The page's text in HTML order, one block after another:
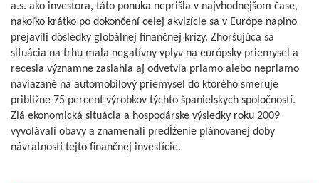
a.s. ako investora, táto ponuka neprišla v najvhodnejšom čase,
nakoľko krátko po dokončení celej akvizície sa v Európe naplno
prejavili dôsledky globálnej finančnej krízy. Zhoršujúca sa
situácia na trhu mala negatívny vplyv na európsky priemysel a
recesia významne zasiahla aj odvetvia priamo alebo nepriamo
naviazané na automobilový priemysel do ktorého smeruje
približne 75 percent výrobkov týchto španielskych spoločností.
Zlá ekonomická situácia a hospodárske výsledky roku 2009
vyvolávali obavy a znamenali predĺženie plánovanej doby
návratnosti tejto finančnej investície.